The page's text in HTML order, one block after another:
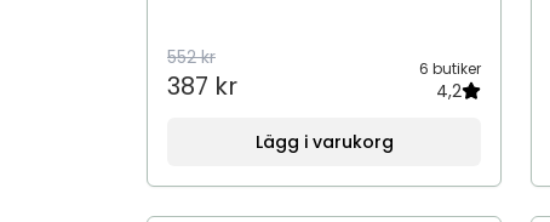
552 kr
387 kr
6 butiker
4,2
Lägg i varukorg